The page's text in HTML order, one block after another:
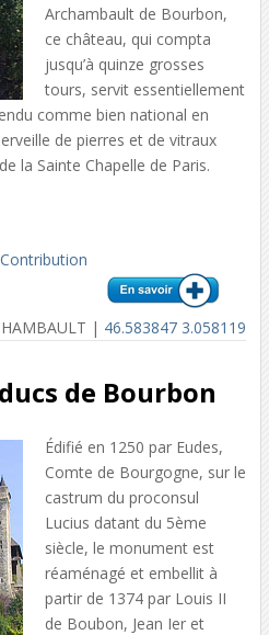
Archambault de Bourbon,
ce château, qui compta
jusqu’à quinze grosses
tours, servit essentiellement
comme bien national en
de pierres et de vitraux
la Sainte Chapelle de Paris.
Contribution
| 46.583847 3.058119
de Bourbon
Édifié en 1250 par Eudes,
Comte de Bourgogne, sur le
castrum du proconsul
Lucius datant du 5ème
siècle, le monument est
réaménagé et embellit à
partir de 1374 par Louis II
de Boubon, Jean Ier et